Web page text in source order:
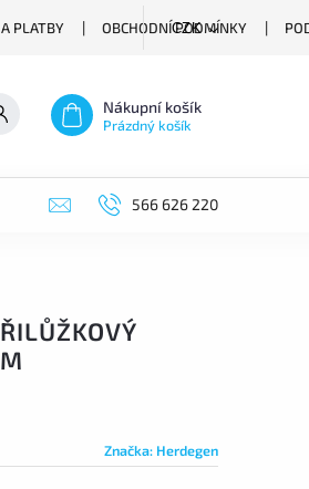
PLATBY OBCHODNÍ PODMÍNKY
CZK
Nákupní košík
Prázdný košík
566 626 220
Značka: Herdegen